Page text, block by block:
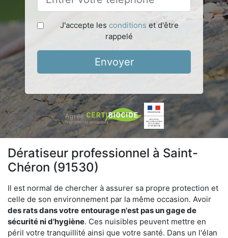
J'accepte les conditions et d'être
rappelé
Envoyer
Dératiseur professionnel à Saint-
Chéron (91530)
Il est normal de chercher à assurer sa propre protection et
celle de son environnement par la même occasion. Avoir
des rats dans votre entourage n'est pas un gage de
sécurité ni d'hygiène. Ces nuisibles peuvent mettre en
péril votre tranquillité ainsi que votre santé. Dans un l'élan